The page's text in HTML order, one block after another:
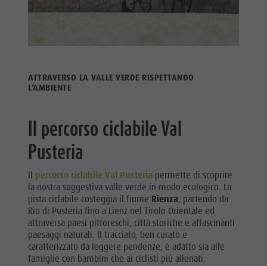
ATTRAVERSO LA VALLE VERDE RISPETTANDO
L’AMBIENTE
Il percorso ciclabile Val
Pusteria
Il percorso ciclabile Val Pusteria permette di scoprire
la nostra suggestiva valle verde in modo ecologico. La
pista ciclabile costeggia il fiume Rienza, partendo da
Rio di Pusteria fino a Lienz nel Tirolo Orientale ed
attraversa paesi pittoreschi, città storiche e affascinanti
paesaggi naturali. Il tracciato, ben curato e
caratterizzato da leggere pendenze, è adatto sia alle
famiglie con bambini che ai ciclisti più allenati.